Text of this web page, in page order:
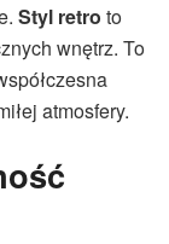
Styl retro to
wnętrz. To
atmosfery.